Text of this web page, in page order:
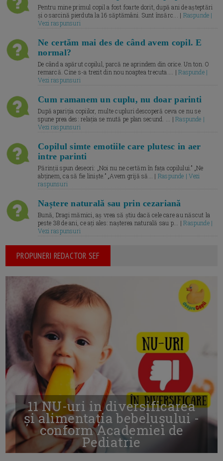
Pentru mine primul copil a fost foarte dorit, după ani de așteptări
și o sarcină pierduta la 16 săptămâni. Sunt însărc... | Raspunde |
Vezi raspunsuri
Ne certăm mai des de când avem copil. E
normal?
De când a apărut copilul, parcă ne aprindem din orice. Un ton. O
remarcă. Cine s-a trezit din nou noaptea trecuta.... |Raspunde |
Vezi raspunsuri
Cum ramanem un cuplu, nu doar parinti
După apariția copiilor, multe cupluri descoperă ceva ce nu se
spune prea des: relația se mută pe plan secund. ... |Raspunde |
Vezi raspunsuri
Copilul simte emotiile care plutesc in aer
intre parinti
Părinții spun deseori: „Noi nu ne certăm în fața copilului.” „Ne
abținem, ca să fie liniște.” „Avem grijă să... | Raspunde | Vezi
raspunsuri
Naștere naturală sau prin cezariană
Bună, Dragi mămici, aș vrea să știu dacă cele care au născut la
peste 38 de ani, ce ați ales: nașterea naturală sau p... |Raspunde |
Vezi raspunsuri
PROPUNERI REDACTOR SEF
11 NU-uri in diversificarea
și alimentația bebelușului -
conform Academiei de
Pediatrie